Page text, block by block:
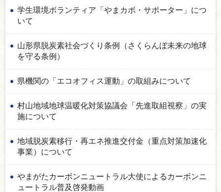
学生環境ボランティア「やまカボ・サポーター」につ
いて
山形県脱炭素社会づくり条例（さくらんぼ未来の地球
を守る条例）
県機関の「エコオフィス運動」の取組みについて
村山地域地球温暖化対策協議会「先進取組視察」の実
施について
地域脱炭素移行・再エネ推進交付金（重点対策加速化
事業）について
やまがたカーボンニュートラル大使によるカーボンニ
ュートラル普及啓発動画